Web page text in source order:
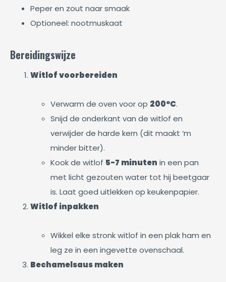
Peper en zout naar smaak
Optioneel: nootmuskaat
Bereidingswijze
Witlof voorbereiden
Verwarm de oven voor op 200°C.
Snijd de onderkant van de witlof en
verwijder de harde kern (dit maakt ‘m
minder bitter).
Kook de witlof 5-7 minuten in een pan
met licht gezouten water tot hij beetgaar
is. Laat goed uitlekken op keukenpapier.
Witlof inpakken
Wikkel elke stronk witlof in een plak ham en
leg ze in een ingevette ovenschaal.
Bechamelsaus maken